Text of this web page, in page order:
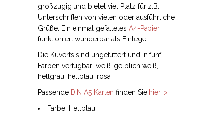
großzügig und bietet viel Platz für z.B.
Unterschriften von vielen oder ausführliche
Grüße. Ein einmal gefaltetesA4-Papier
funktioniert wunderbar als Einleger.
Die Kuverts sind ungefüttert und in fünf
Farben verfügbar: weiß, gelblich weiß,
hellgrau, hellblau, rosa.
Passende DIN A5 Karten finden Sie hier=>
Farbe: Hellblau